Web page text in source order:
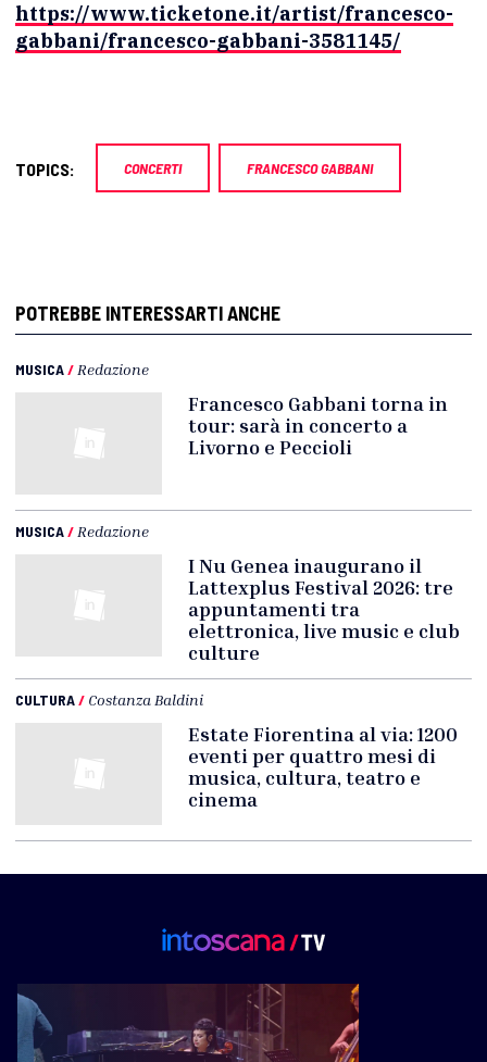
https://www.ticketone.it/artist/francesco-
gabbani/francesco-gabbani-3581145/
TOPICS: CONCERTI FRANCESCO GABBANI
POTREBBE INTERESSARTI ANCHE
MUSICA/ Redazione
Francesco Gabbani torna in
tour: sarà in concerto a
Livorno e Peccioli
MUSICA/ Redazione
I Nu Genea inaugurano il
Lattexplus Festival 2026: tre
appuntamenti tra
elettronica, live music e club
culture
CULTURA/ Costanza Baldini
Estate Fiorentina al via: 1200
eventi per quattro mesi di
musica, cultura, teatro e
cinema